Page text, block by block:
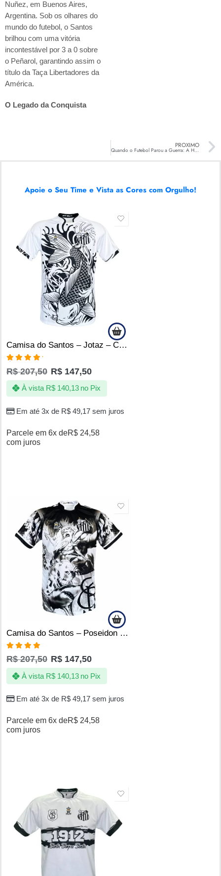
Nuñez, em Buenos Aires,
Argentina. Sob os olhares do
mundo do futebol, o Santos
brilhou com uma vitória
incontestável por 3 a 0 sobre
o Peñarol, garantindo assim o
título da Taça Libertadores da
América.
O Legado da Conquista
PRÓXIMO
Quando o Futebol Parou a Guerra: A História Épica do Santos FC na Nigéria em 1969
Apoie o Seu Time e Vista as Cores com Orgulho!
Camisa do Santos – Jotaz – Carpa centenaria – Masculino
Avaliação
5.00de 5
R$207,50 R$ 147,50
Em até 3x de R$49,17sem juros
À vista R$140,13 no Pix
Parcele em 6x deR$ 24,58
com juros
Camisa do Santos – Poseidon blackout – Produto Oficial Licenciado
Avaliação
4.86de 5
R$207,50 R$ 147,50
Em até 3x de R$49,17sem juros
À vista R$140,13 no Pix
Parcele em 6x deR$ 24,58
com juros